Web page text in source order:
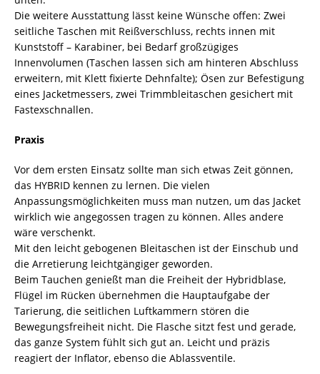
Die weitere Ausstattung lässt keine Wünsche offen: Zwei
seitliche Taschen mit Reißverschluss, rechts innen mit
Kunststoff – Karabiner, bei Bedarf großzügiges
Innenvolumen (Taschen lassen sich am hinteren Abschluss
erweitern, mit Klett fixierte Dehnfalte); Ösen zur Befestigung
eines Jacketmessers, zwei Trimmbleitaschen gesichert mit
Fastexschnallen.
Praxis
Vor dem ersten Einsatz sollte man sich etwas Zeit gönnen,
das HYBRID kennen zu lernen. Die vielen
Anpassungsmöglichkeiten muss man nutzen, um das Jacket
wirklich wie angegossen tragen zu können. Alles andere
wäre verschenkt.
Mit den leicht gebogenen Bleitaschen ist der Einschub und
die Arretierung leichtgängiger geworden.
Beim Tauchen genießt man die Freiheit der Hybridblase,
Flügel im Rücken übernehmen die Hauptaufgabe der
Tarierung, die seitlichen Luftkammern stören die
Bewegungsfreiheit nicht. Die Flasche sitzt fest und gerade,
das ganze System fühlt sich gut an. Leicht und präzis
reagiert der Inflator, ebenso die Ablassventile.